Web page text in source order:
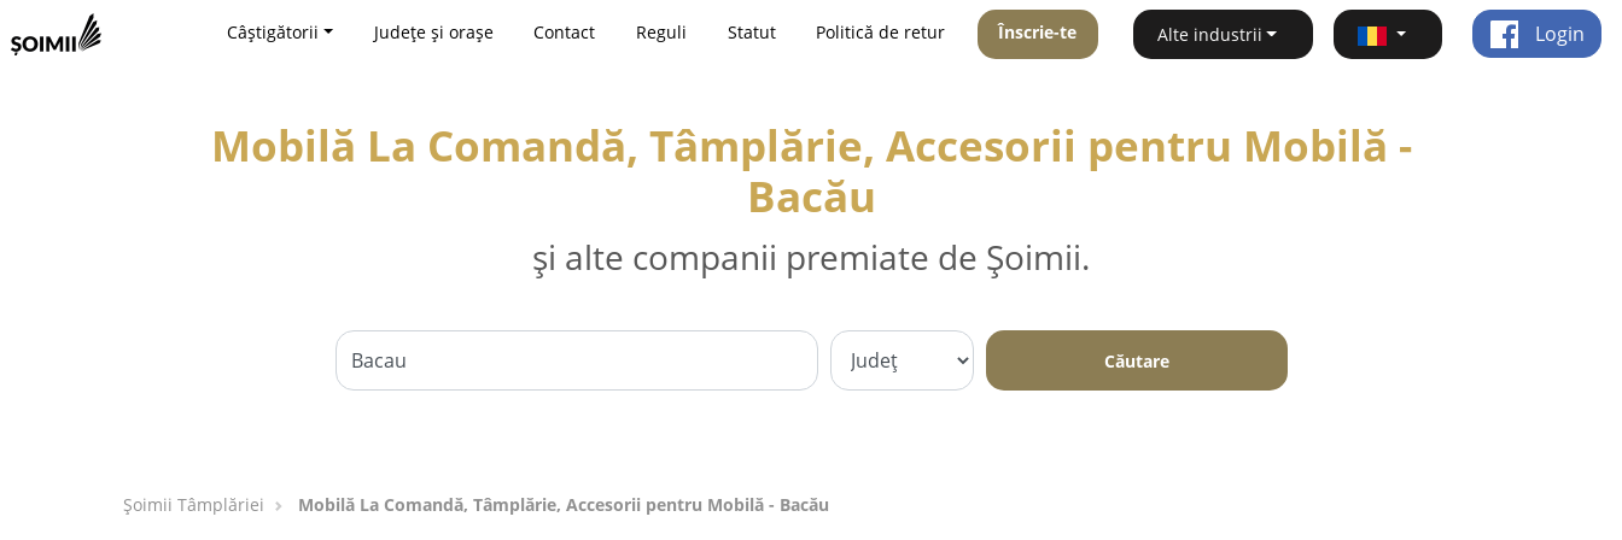
Câștigătorii Județe și orașe Contact Reguli Statut Politică de retur Înscrie-te Alte industrii Login
Mobilă La Comandă, Tâmplărie, Accesorii pentru Mobilă -
Bacău
și alte companii premiate de Șoimii.
Căutare
Șoimii Tâmplăriei Mobilă La Comandă, Tâmplărie, Accesorii pentru Mobilă - Bacău